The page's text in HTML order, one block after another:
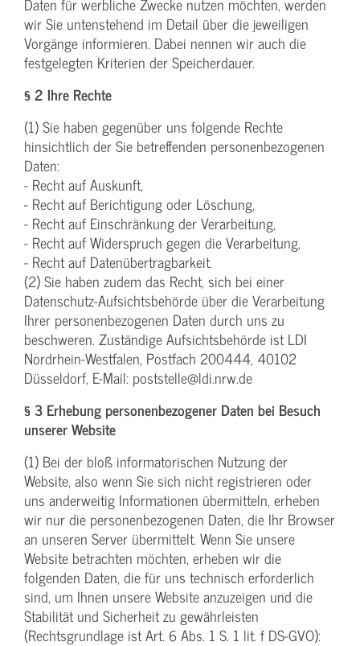
wir Sie untenstehend im Detail über die jeweiligen
Vorgänge informieren. Dabei nennen wir auch die
festgelegten Kriterien der Speicherdauer.
§ 2 Ihre Rechte
(1) Sie haben gegenüber uns folgende Rechte
hinsichtlich der Sie betreffenden personenbezogenen
Daten:
- Recht auf Auskunft,
- Recht auf Berichtigung oder Löschung,
- Recht auf Einschränkung der Verarbeitung,
- Recht auf Widerspruch gegen die Verarbeitung,
- Recht auf Datenübertragbarkeit.
(2) Sie haben zudem das Recht, sich bei einer
Datenschutz-Aufsichtsbehörde über die Verarbeitung
Ihrer personenbezogenen Daten durch uns zu
beschweren. Zuständige Aufsichtsbehörde ist LDI
Nordrhein-Westfalen, Postfach 200444, 40102
Düsseldorf, E-Mail: poststelle@ldi.nrw.de
§ 3 Erhebung personenbezogener Daten bei Besuch
unserer Website
(1) Bei der bloß informatorischen Nutzung der
Website, also wenn Sie sich nicht registrieren oder
uns anderweitig Informationen übermitteln, erheben
wir nur die personenbezogenen Daten, die Ihr Browser
an unseren Server übermittelt. Wenn Sie unsere
Website betrachten möchten, erheben wir die
folgenden Daten, die für uns technisch erforderlich
sind, um Ihnen unsere Website anzuzeigen und die
Stabilität und Sicherheit zu gewährleisten
(Rechtsgrundlage ist Art. 6 Abs. 1 S. 1 lit. f DS-GVO):